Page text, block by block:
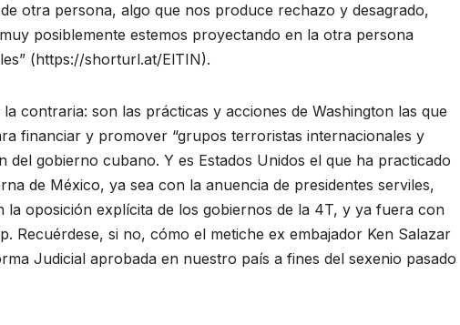
otra persona, algo que nos produce rechazo y desagrado,
posiblemente estemos proyectando en la otra persona
(https://shorturl.at/ElTIN).
contraria: son las prácticas y acciones de Washington las que
financiar y promover “grupos terroristas internacionales y
del gobierno cubano. Y es Estados Unidos el que ha practicado
de México, ya sea con la anuencia de presidentes serviles,
oposición explícita de los gobiernos de la 4T, y ya fuera con
Recuérdese, si no, cómo el metiche ex embajador Ken Salazar
Judicial aprobada en nuestro país a fines del sexenio pasado